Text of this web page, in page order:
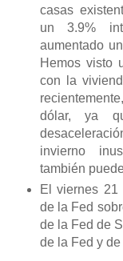
casas
un 3.9%
aumentado
Hemos visto
con la
dólar, ya
invierno
también
El viernes 21
de la Fed
de la Fed de
de la Fed y